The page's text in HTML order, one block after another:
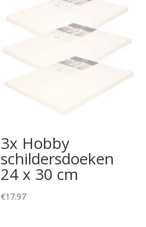
3x Hobby
schildersdoeken
24 x 30 cm
€17.97